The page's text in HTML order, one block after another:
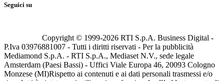
Seguici su
Copyright © 1999-2026 RTI S.p.A. Business Digital -
P.Iva 03976881007 - Tutti i diritti riservati - Per la pubblicità
Mediamond S.p.A. - RTI S.p.A., Mediaset N.V., sede legale
Amsterdam (Paesi Bassi) - Uffici Viale Europa 46, 20093 Cologno
Monzese (MI)Rispetto ai contenuti e ai dati personali trasmessi e/o